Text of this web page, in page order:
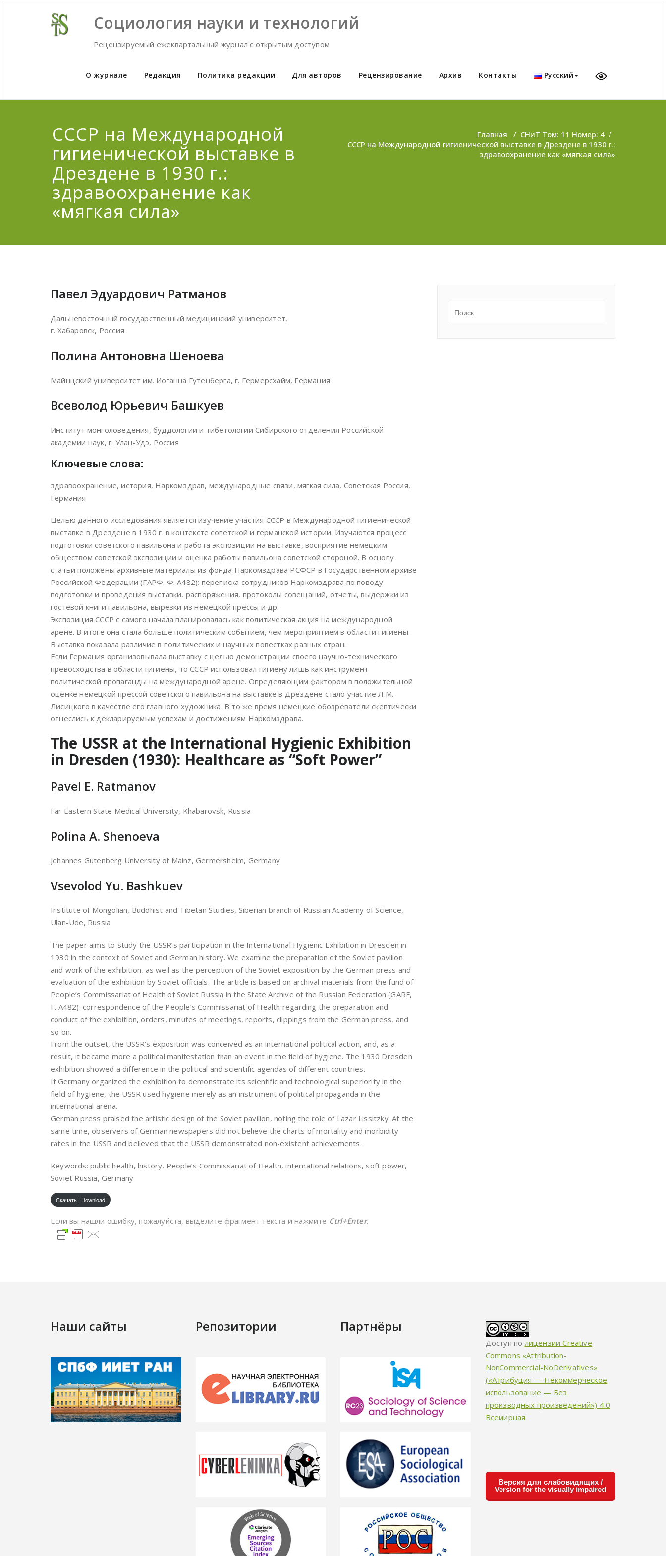
Социология науки и технологий
Рецензируемый ежеквартальный журнал с открытым доступом
О журнале Редакция Политика редакции Для авторов Рецензирование Архив Контакты Русский
СССР на Международной
гигиенической выставке в
Дрездене в 1930 г.:
здравоохранение как
«мягкая сила»
Главная / СНиТ Том: 11 Номер: 4 /
СССР на Международной гигиенической выставке в Дрездене в 1930 г.:
здравоохранение как «мягкая сила»
Павел Эдуардович Ратманов
Дальневосточный государственный медицинский университет,
г. Хабаровск, Россия
Полина Антоновна Шеноева
Майнцский университет им. Иоганна Гутенберга, г. Гермерсхайм, Германия
Всеволод Юрьевич Башкуев
Институт монголоведения, буддологии и тибетологии Сибирского отделения Российской
академии наук, г. Улан-Удэ, Россия
Ключевые слова:
здравоохранение, история, Наркомздрав, международные связи, мягкая сила, Советская Россия,
Германия
Целью данного исследования является изучение участия СССР в Международной гигиенической
выставке в Дрездене в 1930 г. в контексте советской и германской истории. Изучаются процесс
подготовки советского павильона и работа экспозиции на выставке, восприятие немецким
обществом советской экспозиции и оценка работы павильона советской стороной. В основу
статьи положены архивные материалы из фонда Наркомздрава РСФСР в Государственном архиве
Российской Федерации (ГАРФ. Ф. А482): переписка сотрудников Наркомздрава по поводу
подготовки и проведения выставки, распоряжения, протоколы совещаний, отчеты, выдержки из
гостевой книги павильона, вырезки из немецкой прессы и др.
Экспозиция СССР с самого начала планировалась как политическая акция на международной
арене. В итоге она стала больше политическим событием, чем мероприятием в области гигиены.
Выставка показала различие в политических и научных повестках разных стран.
Если Германия организовывала выставку с целью демонстрации своего научно-технического
превосходства в области гигиены, то СССР использовал гигиену лишь как инструмент
политической пропаганды на международной арене. Определяющим фактором в положительной
оценке немецкой прессой советского павильона на выставке в Дрездене стало участие Л.М.
Лисицкого в качестве его главного художника. В то же время немецкие обозреватели скептически
отнеслись к декларируемым успехам и достижениям Наркомздрава.
The USSR at the International Hygienic Exhibition
in Dresden (1930): Healthcare as “Soft Power”
Pavel E. Ratmanov
Far Eastern State Medical University, Khabarovsk, Russia
Polina A. Shenoeva
Johannes Gutenberg University of Mainz, Germersheim, Germany
Vsevolod Yu. Bashkuev
Institute of Mongolian, Buddhist and Tibetan Studies, Siberian branch of Russian Academy of Science,
Ulan-Ude, Russia
The paper aims to study the USSR’s participation in the International Hygienic Exhibition in Dresden in
1930 in the context of Soviet and German history. We examine the preparation of the Soviet pavilion
and work of the exhibition, as well as the perception of the Soviet exposition by the German press and
evaluation of the exhibition by Soviet officials. The article is based on archival materials from the fund of
People’s Commissariat of Health of Soviet Russia in the State Archive of the Russian Federation (GARF,
F. A482): correspondence of the People’s Commissariat of Health regarding the preparation and
conduct of the exhibition, orders, minutes of meetings, reports, clippings from the German press, and
so on.
From the outset, the USSR’s exposition was conceived as an international political action, and, as a
result, it became more a political manifestation than an event in the field of hygiene. The 1930 Dresden
exhibition showed a difference in the political and scientific agendas of different countries.
If Germany organized the exhibition to demonstrate its scientific and technological superiority in the
field of hygiene, the USSR used hygiene merely as an instrument of political propaganda in the
international arena.
German press praised the artistic design of the Soviet pavilion, noting the role of Lazar Lissitzky. At the
same time, observers of German newspapers did not believe the charts of mortality and morbidity
rates in the USSR and believed that the USSR demonstrated non-existent achievements.
Keywords: public health, history, People’s Commissariat of Health, international relations, soft power,
Soviet Russia, Germany
Скачать | Download
Если вы нашли ошибку, пожалуйста, выделите фрагмент текста и нажмите Ctrl+Enter.
Наши сайты Репозитории Партнёры
Доступ полицензии Creative
Commons «Attribution-
NonCommercial-NoDerivatives»
(«Атрибуция — Некоммерческое
использование — Без
производных произведений») 4.0
Всемирная.
Версия для слабовидящих /
Version for the visually impaired